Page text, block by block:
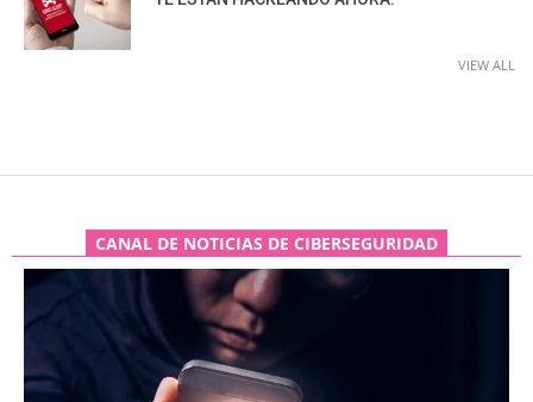
VIEW ALL
CANAL DE NOTICIAS DE CIBERSEGURIDAD